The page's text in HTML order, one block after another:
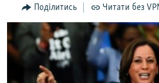
ВСЕ ЗА ДЕНЬ
СПЕЦПРОЕКТИ
ДЕПОРТАЦІЯ
ВІДЕОУРОКИ «ELIFBE»
ЯК ОБІЙТИ БЛОКУВАННЯ
Поділитись Читати без